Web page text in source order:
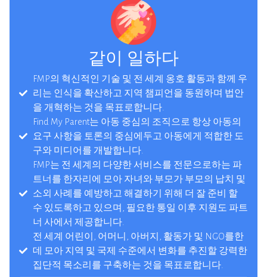
같이 일하다
FMP의 혁신적인 기술 및 전 세계 옹호 활동과 함께 우
리는 인식을 확산하고 지역 챔피언을 동원하며 법안
을 개혁하는 것을 목표로합니다.
Find My Parent는 아동 중심의 조직으로 항상 아동의
요구 사항을 토론의 중심에두고 아동에게 적합한 도
구와 미디어를 개발합니다.
FMP는 전 세계의 다양한 서비스를 전문으로하는 파
트너를 한자리에 모아 자녀와 부모가 부모의 납치 및
소외 사례를 예방하고 해결하기 위해 더 잘 준비 할
수 있도록하고 있으며, 필요한 통일 이후 지원도 파트
너 사에서 제공합니다.
전 세계 어린이, 어머니, 아버지, 활동가 및 NGO를한
데 모아 지역 및 국제 수준에서 변화를 추진할 강력한
집단적 목소리를 구축하는 것을 목표로합니다.